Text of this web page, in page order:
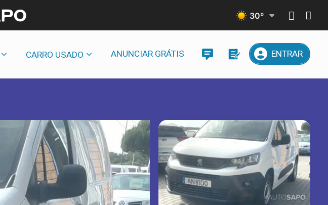
30º
CARRO USADO ANUNCIAR GRÁTIS ENTRAR